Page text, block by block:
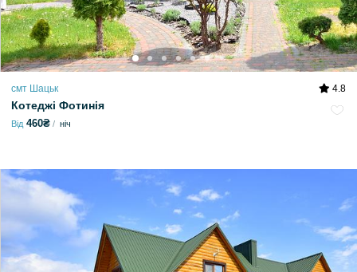
смт Шацьк 4.8
Котеджі Фотинія
Від 460₴ ніч